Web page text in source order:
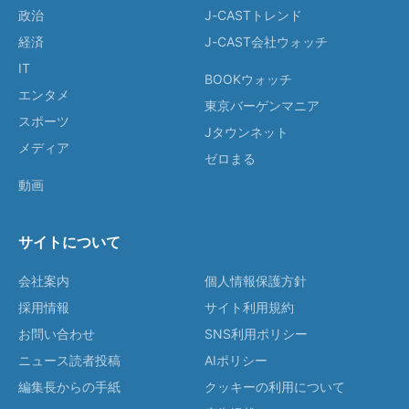
政治
経済
IT
エンタメ
スポーツ
メディア
動画
J-CASTトレンド
J-CAST会社ウォッチ
BOOKウォッチ
東京バーゲンマニア
Jタウンネット
ゼロまる
サイトについて
会社案内
採用情報
お問い合わせ
ニュース読者投稿
編集長からの手紙
個人情報保護方針
サイト利用規約
SNS利用ポリシー
AIポリシー
クッキーの利用について